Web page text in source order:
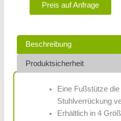
Preis auf Anfrage
Beschreibung
Produktsicherheit
Eine Fußstütze
Stuhlverrückung
Erhältlich in 4